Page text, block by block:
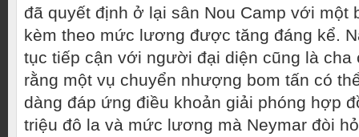
đã quyết định ở lại sân Nou Camp với một
kèm theo mức lương được tăng đáng kể.
tục tiếp cận với người đại diện cũng là cha
rằng một vụ chuyển nhượng bom tấn có
dàng đáp ứng điều khoản giải phóng hợp
triệu đô la và mức lương mà Neymar đòi